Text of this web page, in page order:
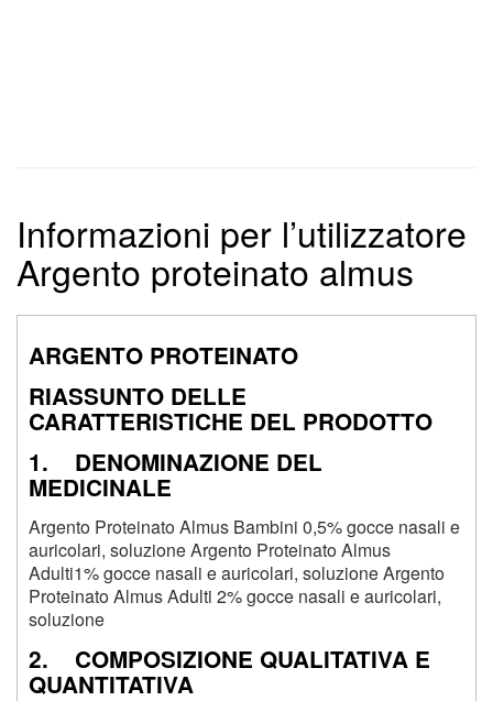
Informazioni per l’utilizzatore
Argento proteinato almus
ARGENTO PROTEINATO
RIASSUNTO DELLE
CARATTERISTICHE DEL PRODOTTO
1. DENOMINAZIONE DEL
MEDICINALE
Argento Proteinato Almus Bambini 0,5% gocce nasali e
auricolari, soluzione Argento Proteinato Almus
Adulti1% gocce nasali e auricolari, soluzione Argento
Proteinato Almus Adulti 2% gocce nasali e auricolari,
soluzione
2. COMPOSIZIONE QUALITATIVA E
QUANTITATIVA